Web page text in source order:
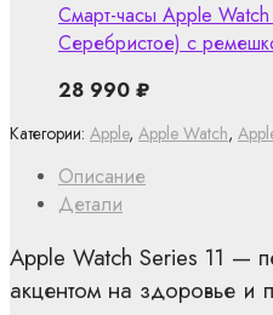
Описание
Детали
Apple Watch Series 11 —
акцентом на здоровье и
Категории: Apple, Apple Watch,
Смарт-часы Apple
Серебристое) с
28 990 ₽